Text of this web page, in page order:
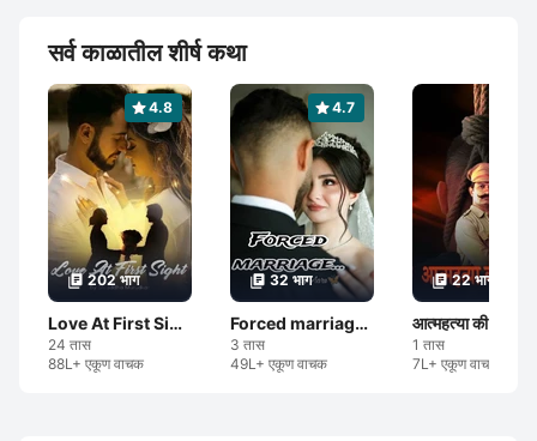
सर्व काळातील शीर्ष कथा
4.8
202 भाग
Love At First Sight ❤️
24 तास
88L+ एकूण वाचक
4.7
32 भाग
Forced marriage...
3 तास
49L+ एकूण वाचक
22 भाग
आत्महत्या की हत्या ?
1 तास
7L+ एकूण वाचक